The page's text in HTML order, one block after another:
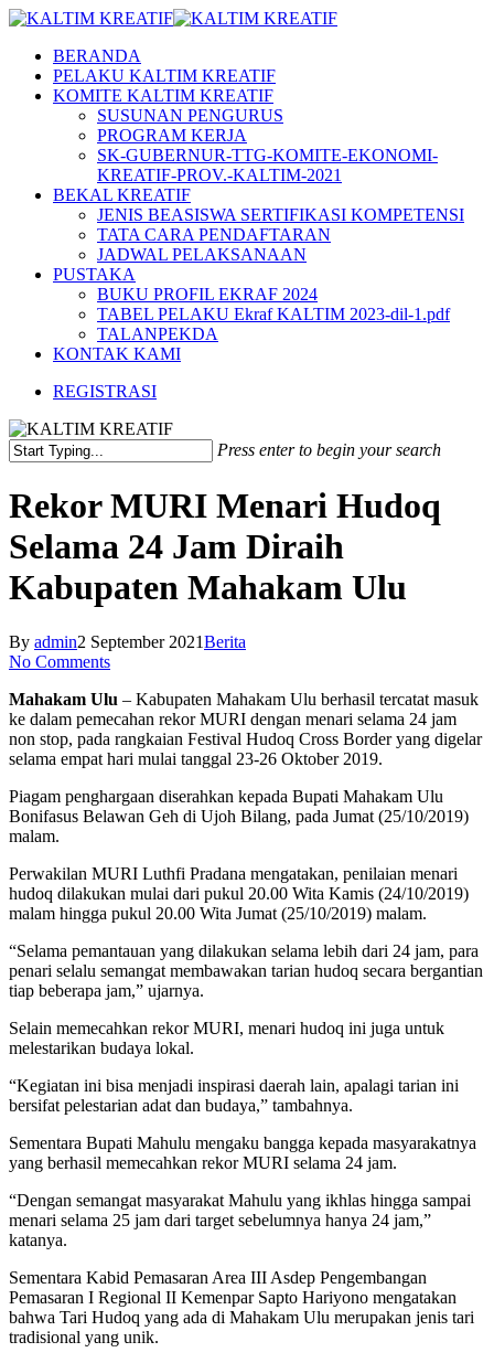
Skip
main
content
Menu
BERANDA
PELAKU KALTIM KREATIF
KOMITE KALTIM KREATIF
SUSUNAN PENGURUS
PROGRAM KERJA
SK-GUBERNUR-TTG-KOMITE-EKONOMI-
KREATIF-PROV.-KALTIM-2021
BEKAL KREATIF
JENIS BEASISWA SERTIFIKASI KOMPETENSI
TATA CARA PENDAFTARAN
JADWAL PELAKSANAAN
PUSTAKA
BUKU PROFIL EKRAF 2024
TABEL PELAKU Ekraf KALTIM 2023-dil-1.pdf
TALANPEKDA
KONTAK KAMI
REGISTRASI
Press enter to begin your search
Search
Rekor MURI Menari Hudoq
Selama 24 Jam Diraih
Kabupaten Mahakam Ulu
By admin2 September 2021Berita
No Comments
Mahakam Ulu – Kabupaten Mahakam Ulu berhasil tercatat masuk
ke dalam pemecahan rekor MURI dengan menari selama 24 jam
non stop, pada rangkaian Festival Hudoq Cross Border yang digelar
selama empat hari mulai tanggal 23-26 Oktober 2019.
Piagam penghargaan diserahkan kepada Bupati Mahakam Ulu
Bonifasus Belawan Geh di Ujoh Bilang, pada Jumat (25/10/2019)
malam.
Perwakilan MURI Luthfi Pradana mengatakan, penilaian menari
hudoq dilakukan mulai dari pukul 20.00 Wita Kamis (24/10/2019)
malam hingga pukul 20.00 Wita Jumat (25/10/2019) malam.
“Selama pemantauan yang dilakukan selama lebih dari 24 jam, para
penari selalu semangat membawakan tarian hudoq secara bergantian
tiap beberapa jam,” ujarnya.
Selain memecahkan rekor MURI, menari hudoq ini juga untuk
melestarikan budaya lokal.
“Kegiatan ini bisa menjadi inspirasi daerah lain, apalagi tarian ini
bersifat pelestarian adat dan budaya,” tambahnya.
Sementara Bupati Mahulu mengaku bangga kepada masyarakatnya
yang berhasil memecahkan rekor MURI selama 24 jam.
“Dengan semangat masyarakat Mahulu yang ikhlas hingga sampai
menari selama 25 jam dari target sebelumnya hanya 24 jam,”
katanya.
Sementara Kabid Pemasaran Area III Asdep Pengembangan
Pemasaran I Regional II Kemenpar Sapto Hariyono mengatakan
bahwa Tari Hudoq yang ada di Mahakam Ulu merupakan jenis tari
tradisional yang unik.